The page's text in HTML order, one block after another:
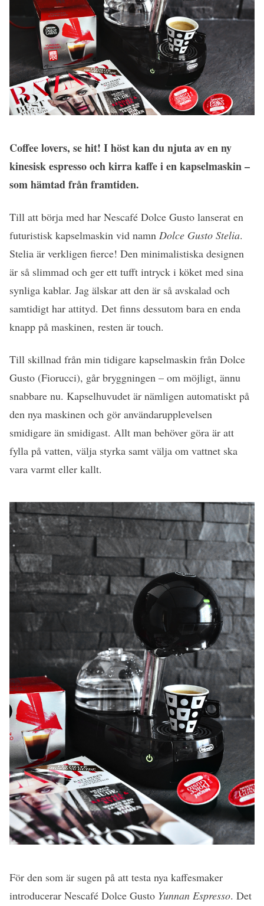
Coffee lovers, se hit! I höst kan du njuta av en ny
kinesisk espresso och kirra kaffe i en kapselmaskin –
som hämtad från framtiden.
Till att börja med har Nescafé Dolce Gusto lanserat en
futuristisk kapselmaskin vid namn Dolce Gusto Stelia.
Stelia är verkligen fierce! Den minimalistiska designen
är så slimmad och ger ett tufft intryck i köket med sina
synliga kablar. Jag älskar att den är så avskalad och
samtidigt har attityd. Det finns dessutom bara en enda
knapp på maskinen, resten är touch.
Till skillnad från min tidigare kapselmaskin från Dolce
Gusto (Fiorucci), går bryggningen – om möjligt, ännu
snabbare nu. Kapselhuvudet är nämligen automatiskt på
den nya maskinen och gör användarupplevelsen
smidigare än smidigast. Allt man behöver göra är att
fylla på vatten, välja styrka samt välja om vattnet ska
vara varmt eller kallt.
För den som är sugen på att testa nya kaffesmaker
introducerar Nescafé Dolce Gusto Yunnan Espresso. Det